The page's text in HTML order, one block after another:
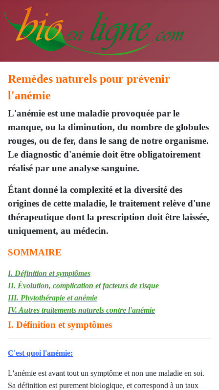
Remèdes naturels pour prévenir
l'anémie
L'anémie est une maladie provoquée par le
manque, ou la diminution, du nombre de globules
rouges, ou de fer, dans le sang de notre organisme.
Le diagnostic d'anémie doit être obligatoirement
réalisé par une analyse sanguine.
Étant donné la complexité et la diversité des
origines de cette maladie, le traitement relève d'une
thérapeutique dont la prescription doit être laissée,
uniquement, au médecin.
SOMMAIRE
I. Définition et symptômes
II. Évolution, complication et facteurs de risque
III. Phytothérapie et anémie
IV. Autres traitements naturels contre l'anémie
I. Définition et symptômes
C'est quoi l'anémie:
L'anémie est avant tout un symptôme et non une maladie en soi.
Sa définition est purement biologique, et correspond à un taux